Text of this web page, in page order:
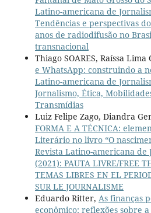
Latino-americana de
Tendências e perspectivas
anos de radiodifusão no
transnacional
Thiago SOARES, Raíssa Lima
e WhatsApp: construindo a
Latino-americana de
Jornalismo, Ética,
Transmídias
Luiz Felipe Zago, Diandra
FORMA E A TÉCNICA:
Literário no livro “O
Revista Latino-americana de
(2021): PAUTA LIVRE/FREE
TEMAS LIBRES EN EL
SUR LE JOURNALISME
Eduardo Ritter, As finanças
econômico: reflexões sobre